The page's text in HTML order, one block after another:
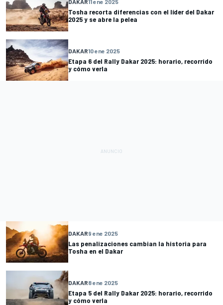
DAKAR11 ene 2025
Tosha recorta diferencias con el líder del Dakar
2025 y se abre la pelea
DAKAR10 ene 2025
Etapa 6 del Rally Dakar 2025: horario, recorrido
y cómo verla
DAKAR9 ene 2025
Las penalizaciones cambian la historia para
Tosha en el Dakar
DAKAR8 ene 2025
Etapa 5 del Rally Dakar 2025: horario, recorrido
y cómo verla